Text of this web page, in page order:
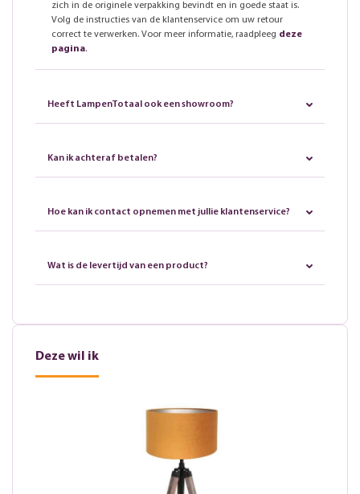
zich in de originele verpakking bevindt en in goede staat is.
Volg de instructies van de klantenservice om uw retour
correct te verwerken. Voor meer informatie, raadpleeg deze
pagina.
Heeft LampenTotaal ook een showroom?
Kan ik achteraf betalen?
Hoe kan ik contact opnemen met jullie klantenservice?
Wat is de levertijd van een product?
Deze wil ik